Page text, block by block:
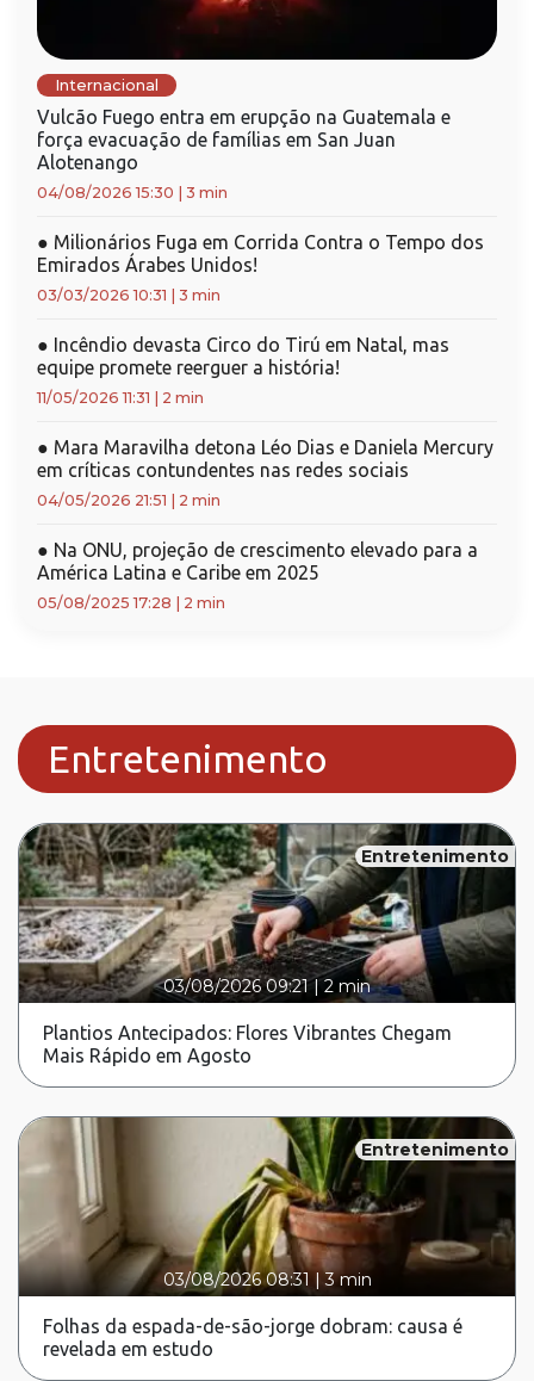
Internacional
Vulcão Fuego entra em erupção na Guatemala e
força evacuação de famílias em San Juan
Alotenango
04/08/2026 15:30 3 min
● Milionários Fuga em Corrida Contra o Tempo dos
Emirados Árabes Unidos!
03/03/2026 10:31 3 min
● Incêndio devasta Circo do Tirú em Natal, mas
equipe promete reerguer a história!
11/05/2026 11:31 2 min
● Mara Maravilha detona Léo Dias e Daniela Mercury
em críticas contundentes nas redes sociais
04/05/2026 21:51 2 min
● Na ONU, projeção de crescimento elevado para a
América Latina e Caribe em 2025
05/08/2025 17:28 2 min
Entretenimento
Entretenimento
03/08/2026 09:21|2 min
Plantios Antecipados: Flores Vibrantes Chegam
Mais Rápido em Agosto
Entretenimento
03/08/2026 08:31 |3 min
Folhas da espada-de-são-jorge dobram: causa é
revelada em estudo